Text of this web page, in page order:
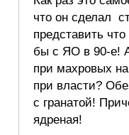
что он сделал
представить
бы с ЯО в 90-е!
при махровых
при власти?
с гранатой!
ядреная!